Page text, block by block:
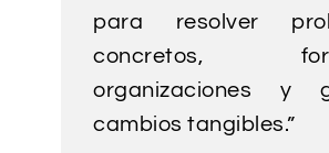
para resolver
concretos,
organizaciones y
cambios tangibles.”